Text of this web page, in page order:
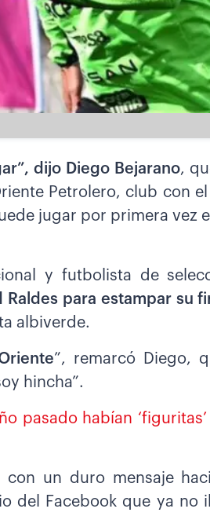
dijo Diego Bejarano,
Petrolero, club con
jugar por primera vez
y futbolista de
para estampar su
albiverde.
”, remarcó Diego,
hincha”.
pasado habían
con un duro mensaje
del Facebook que ya no